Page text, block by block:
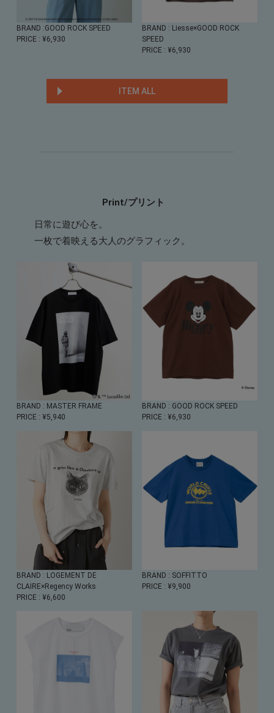
BRAND :GOOD ROCK SPEED
PRICE : ¥6,930
BRAND : Liesse×GOOD ROCK
SPEED
PRICE : ¥6,930
ITEM ALL
Print/プリント
日常に遊び心を。
一枚で着映える大人のグラフィック。
BRAND : MASTER FRAME
PRICE : ¥5,940
BRAND : GOOD ROCK SPEED
PRICE : ¥6,930
BRAND : LOGEMENT DE
CLAIRE×Regency Works
PRICE : ¥6,600
BRAND : SOFFITTO
PRICE : ¥9,900